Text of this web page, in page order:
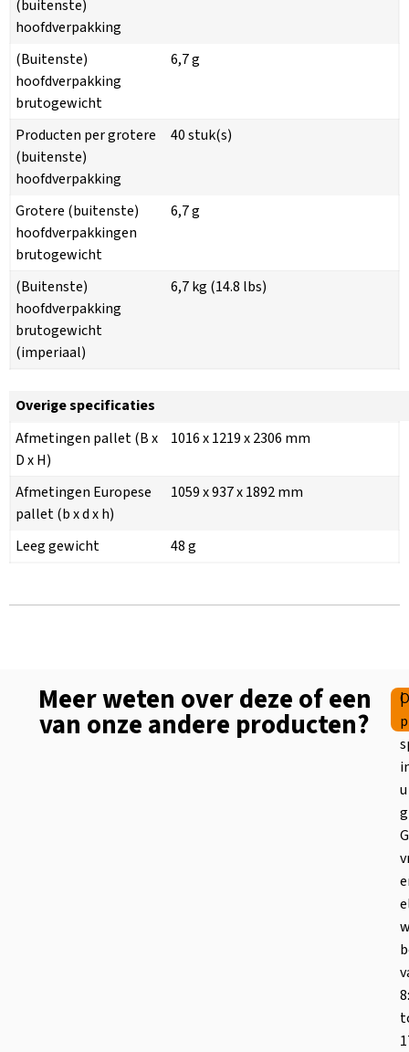
(buitenste)
hoofdverpakking
(Buitenste)
hoofdverpakking
brutogewicht
6,7 g
Producten per grotere
(buitenste)
hoofdverpakking
40 stuk(s)
Grotere (buitenste)
hoofdverpakkingen
brutogewicht
6,7 g
(Buitenste)
hoofdverpakking
brutogewicht
(imperiaal)
6,7 kg (14.8 lbs)
Overige specificaties
Afmetingen pallet (B x
D x H)
1016 x 1219 x 2306 mm
Afmetingen Europese
pallet (b x d x h)
1059 x 937 x 1892 mm
Leeg gewicht 48 g
Meer weten over deze of een
van onze andere producten?
|
u